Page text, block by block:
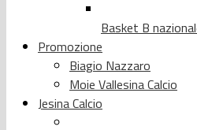
Basket B
Promozione
Biagio Nazzaro
Moie Vallesina Calcio
Jesina Calcio